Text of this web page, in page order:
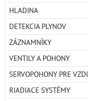
HLADINA
DETEKCIA PLYNOV
ZÁZNAMNÍKY
VENTILY A POHONY
SERVOPOHONY PRE
RIADIACE SYSTÉMY